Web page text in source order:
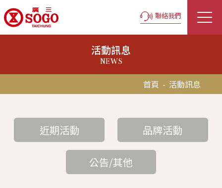
聯絡我們
活動訊息
NEWS
首頁 - 活動訊息
近期活動 品牌活動
公告/其他